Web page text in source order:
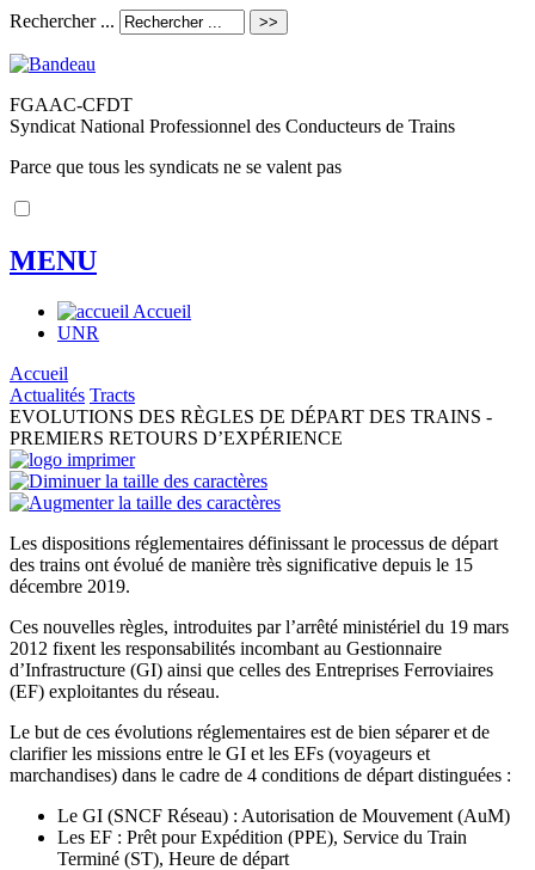
Rechercher ...
FGAAC-CFDT
Syndicat National Professionnel des Conducteurs de Trains
Parce que tous les syndicats ne se valent pas
MENU
Accueil
UNR
Accueil
Actualités Tracts
EVOLUTIONS DES RÈGLES DE DÉPART DES TRAINS -
PREMIERS RETOURS D’EXPÉRIENCE
Les dispositions réglementaires définissant le processus de départ
des trains ont évolué de manière très significative depuis le 15
décembre 2019.
Ces nouvelles règles, introduites par l’arrêté ministériel du 19 mars
2012 fixent les responsabilités incombant au Gestionnaire
d’Infrastructure (GI) ainsi que celles des Entreprises Ferroviaires
(EF) exploitantes du réseau.
Le but de ces évolutions réglementaires est de bien séparer et de
clarifier les missions entre le GI et les EFs (voyageurs et
marchandises) dans le cadre de 4 conditions de départ distinguées :
Le GI (SNCF Réseau) : Autorisation de Mouvement (AuM)
Les EF : Prêt pour Expédition (PPE), Service du Train
Terminé (ST), Heure de départ